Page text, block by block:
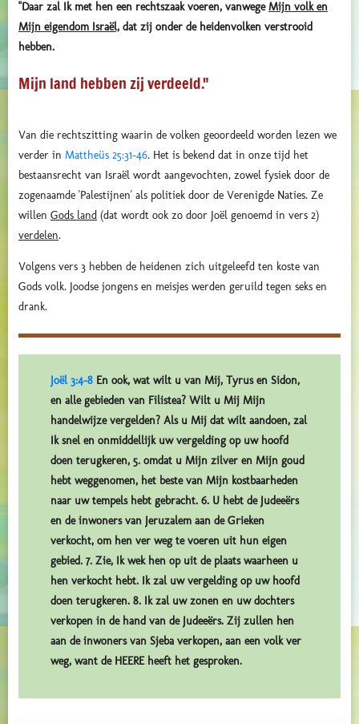
"Daar zal Ik met hen een rechtszaak voeren, vanwegeMijn volk en
Mijn eigendom Israël, dat zij onder de heidenvolken verstrooid
hebben.
Mijn land hebben zij verdeeld."
Van die rechtszitting waarin de volken geoordeeld worden lezen we
verder in Mattheüs 25:31-46. Het is bekend dat in onze tijd het
bestaansrecht van Israël wordt aangevochten, zowel fysiek door de
zogenaamde 'Palestijnen' als politiek door de Verenigde Naties. Ze
willen Gods land (dat wordt ook zo door Joël genoemd in vers 2)
verdelen.
Volgens vers 3 hebben de heidenen zich uitgeleefd ten koste van
Gods volk. Joodse jongens en meisjes werden geruild tegen seks en
drank.
Joël 3:4-8 En ook, wat wilt u van Mij, Tyrus en Sidon,
en alle gebieden van Filistea? Wilt u Mij Mijn
handelwijze vergelden? Als u Mij dat wilt aandoen, zal
Ik snel en onmiddellijk uw vergelding op uw hoofd
doen terugkeren, 5. omdat u Mijn zilver en Mijn goud
hebt weggenomen, het beste van Mijn kostbaarheden
naar uw tempels hebt gebracht. 6. U hebt de Judeeërs
en de inwoners van Jeruzalem aan de Grieken
verkocht, om hen ver weg te voeren uit hun eigen
gebied. 7. Zie, Ik wek hen op uit de plaats waarheen u
hen verkocht hebt. Ik zal uw vergelding op uw hoofd
doen terugkeren. 8. Ik zal uw zonen en uw dochters
verkopen in de hand van de Judeeërs. Zij zullen hen
aan de inwoners van Sjeba verkopen, aan een volk ver
weg, want de HEERE heeft het gesproken.